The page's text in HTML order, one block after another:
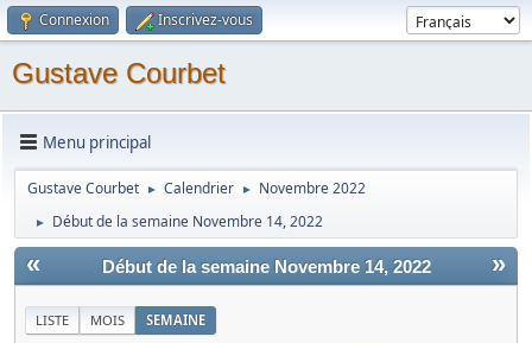
Connexion Inscrivez-vous
Gustave Courbet
Menu principal
Gustave Courbet ► Calendrier ► Novembre 2022
► Début de la semaine Novembre 14, 2022
« »
Début de la semaine Novembre 14, 2022
LISTE MOIS SEMAINE